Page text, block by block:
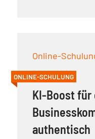
Online-
ONLINE-SCHULUNG
KI-Boost
authentisch